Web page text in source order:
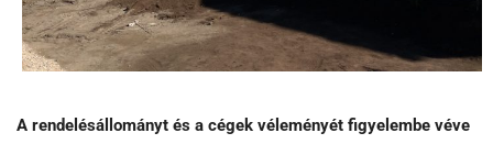
A rendelésállományt és a cégek véleményét figyelembe véve